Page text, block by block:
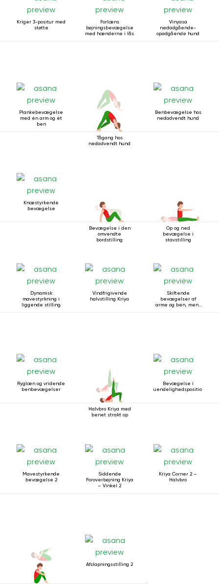
Kriger 3-positur med
støtte
Forlæns
bøjningsbevægelse
med hænderne i lås
Vinyasa
nedadgående-
opadgående hund
Plankebevægelse
med én arm og ét
ben
Tågang hos
nedadvendt hund
Benbevægelse hos
nedadvendt hund
Knæstyrkende
bevægelse
Bevægelse i den
omvendte
bordstilling
Op og ned
bevægelse i
stavstilling
Dynamisk
mavestyrkning i
liggende stilling
Vindfrigivende
halvstilling Kriya
Skiftende
bevægelser af
arme og ben, mens
Ryglæn og vridende
benbevægelser
Halvbro Kriya med
benet strakt op
Bevægelse i
uendelighedsposition
Mavestyrkende
bevægelse 2
Siddende
Foroverbøjning Kriya
– Vinkel 2
Kriya Corner 2 –
Halvbro
Afslapningsstilling 2